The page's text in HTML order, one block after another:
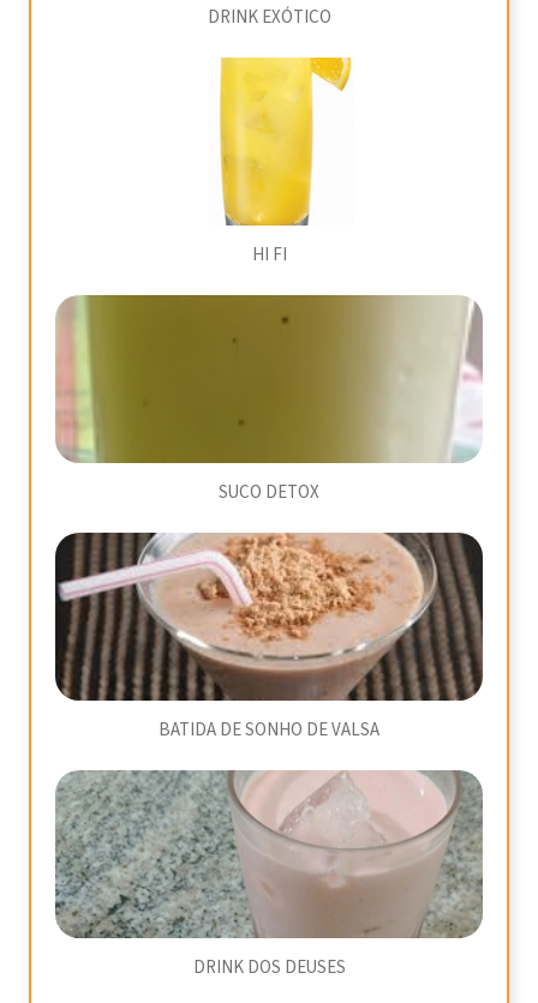
DRINK EXÓTICO
HI FI
SUCO DETOX
BATIDA DE SONHO DE VALSA
DRINK DOS DEUSES